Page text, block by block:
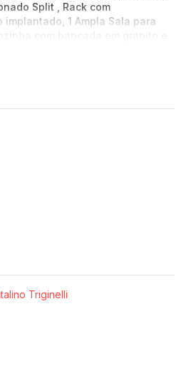
Split , Rack com
implantado, 1 Ampla Sala para
com bancada em granito e
com Área de 400m2, Piso em
descobertas e 4 internas
com nossa equipe).
Triginelli